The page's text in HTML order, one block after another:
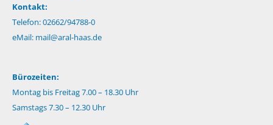
Kontakt:
Telefon: 02662/94788-0
eMail: mail@aral-haas.de
Bürozeiten:
Montag bis Freitag 7.00 – 18.30 Uhr
Samstags 7.30 – 12.30 Uhr